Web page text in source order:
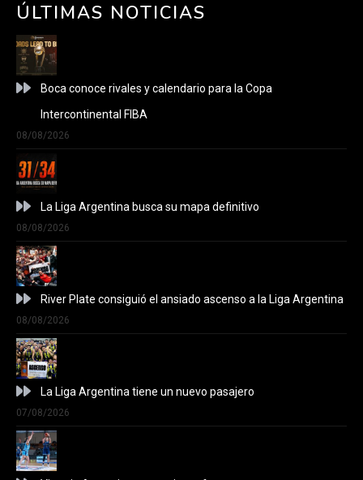
ÚLTIMAS NOTICIAS
Boca conoce rivales y calendario para la Copa
Intercontinental FIBA
08/08/2026
La Liga Argentina busca su mapa definitivo
08/08/2026
River Plate consiguió el ansiado ascenso a la Liga Argentina
08/08/2026
La Liga Argentina tiene un nuevo pasajero
07/08/2026